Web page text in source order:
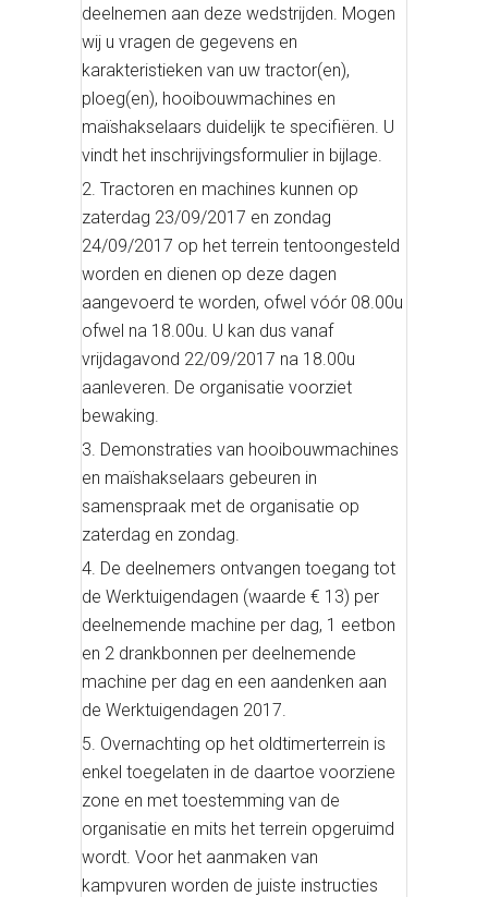
deelnemen aan deze wedstrijden. Mogen
wij u vragen de gegevens en
karakteristieken van uw tractor(en),
ploeg(en), hooibouwmachines en
maïshakselaars duidelijk te specifiëren. U
vindt het inschrijvingsformulier in bijlage.
Tractoren en machines kunnen op
zaterdag 23/09/2017 en zondag
24/09/2017 op het terrein tentoongesteld
worden en dienen op deze dagen
aangevoerd te worden, ofwel vóór 08.00u
ofwel na 18.00u. U kan dus vanaf
vrijdagavond 22/09/2017 na 18.00u
aanleveren. De organisatie voorziet
bewaking.
Demonstraties van hooibouwmachines
en maïshakselaars gebeuren in
samenspraak met de organisatie op
zaterdag en zondag.
De deelnemers ontvangen toegang tot
de Werktuigendagen (waarde € 13) per
deelnemende machine per dag, 1 eetbon
en 2 drankbonnen per deelnemende
machine per dag en een aandenken aan
de Werktuigendagen 2017.
Overnachting op het oldtimerterrein is
enkel toegelaten in de daartoe voorziene
zone en met toestemming van de
organisatie en mits het terrein opgeruimd
wordt. Voor het aanmaken van
kampvuren worden de juiste instructies